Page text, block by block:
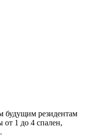
будущим резидентам
от 1 до 4 спален,